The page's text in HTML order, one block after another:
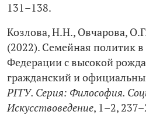
131–138.
Козлова, Н.Н., Овчарова,
(2022). Семейная политик в
Федерации с высокой
гражданский и
РГГУ. Серия: Философия.
Искусствоведение, 1–2,